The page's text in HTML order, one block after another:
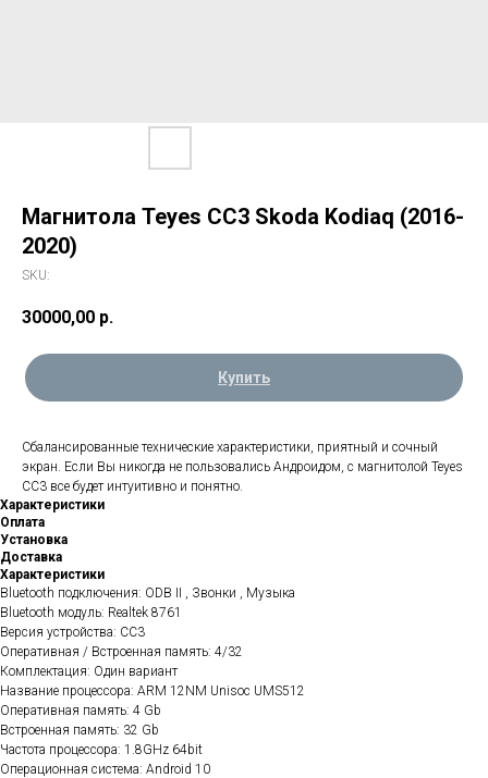
Магнитола Teyes CC3 Skoda Kodiaq (2016-
2020)
SKU:
30000,00 р.
Купить
Сбалансированные технические характеристики, приятный и сочный
экран. Если Вы никогда не пользовались Андроидом, с магнитолой Teyes
CC3 все будет интуитивно и понятно.
Характеристики
Оплата
Установка
Доставка
Характеристики
Bluetooth подключения: ODB II , Звонки , Музыка
Bluetooth модуль: Realtek 8761
Версия устройства: CC3
Оперативная / Встроенная память: 4/32
Комплектация: Один вариант
Название процессора: ARM 12NM Unisoc UMS512
Оперативная память: 4 Gb
Встроенная память: 32 Gb
Частота процессора: 1.8GHz 64bit
Операционная система: Android 10